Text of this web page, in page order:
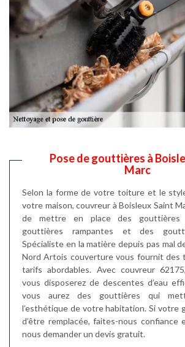
Pose de gouttières à
Marc
Selon la forme de votre toiture et le
votre maison, couvreur à Boisleux Saint
de mettre en place des gouttières
gouttières rampantes et des
Spécialiste en la matière depuis pas mal
Nord Artois couverture vous fournit des
tarifs abordables. Avec couvreur
vous disposerez de descentes d’eau
vous aurez des gouttières qui
l’esthétique de votre habitation. Si votre
d’être remplacée, faites-nous confiance
nous demander un devis gratuit.